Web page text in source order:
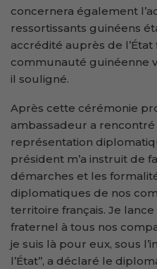
concernera également
ressortissants guinéens
accrédité auprès de l’État
communauté guinéenne
il souligné.
Après cette cérémonie
ambassadeur a
représentation
président m’a instruit de
démarches et les
diplomatiques de nos
territoire français. Je
fraternel à tous nos
je suis là pour eux, sous
l’État’’, a déclaré le